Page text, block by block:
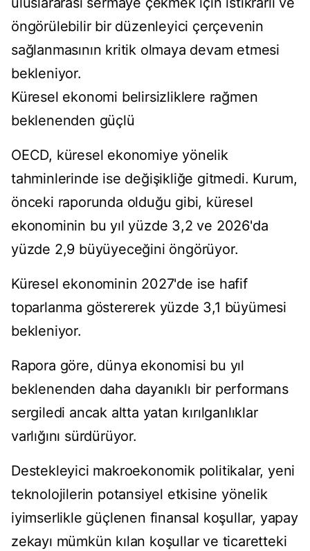
öngörülebilir bir düzenleyici çerçevenin
sağlanmasının kritik olmaya devam etmesi
bekleniyor.
Küresel ekonomi belirsizliklere rağmen
beklenenden güçlü
OECD, küresel ekonomiye yönelik
tahminlerinde ise değişikliğe gitmedi. Kurum,
önceki raporunda olduğu gibi, küresel
ekonominin bu yıl yüzde 3,2 ve 2026'da
yüzde 2,9 büyüyeceğini öngörüyor.
Küresel ekonominin 2027'de ise hafif
toparlanma göstererek yüzde 3,1 büyümesi
bekleniyor.
Rapora göre, dünya ekonomisi bu yıl
beklenenden daha dayanıklı bir performans
sergiledi ancak altta yatan kırılganlıklar
varlığını sürdürüyor.
Destekleyici makroekonomik politikalar, yeni
teknolojilerin potansiyel etkisine yönelik
iyimserlikle güçlenen finansal koşullar, yapay
zekayı mümkün kılan koşullar ve ticaretteki